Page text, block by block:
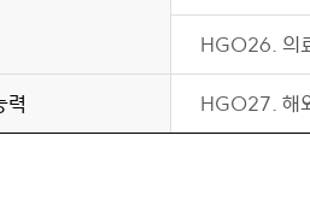
HGO26. 의
력 HGO27. 해